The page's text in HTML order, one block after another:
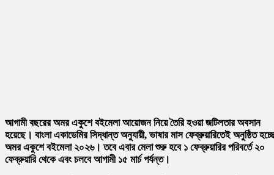
আগামী বছরের অমর একুশে বইমেলা আয়োজন নিয়ে তৈরি হওয়া জটিলতার অবসান
হয়েছে। বাংলা একাডেমির সিদ্ধান্ত অনুযায়ী, ভাষার মাস ফেব্রুয়ারিতেই অনুষ্ঠিত
অমর একুশে বইমেলা ২০২৬। তবে এবার মেলা শুরু হবে ১ ফেব্রুয়ারির পরিবর্তে ২০
ফেব্রুয়ারি থেকে এবং চলবে আগামী ১৫ মার্চ পর্যন্ত।